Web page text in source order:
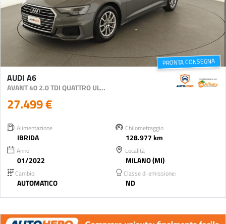
PRONTA CONSEGNA
AUDI A6
AVANT 40 2.0 TDI QUATTRO ULTRA S TRONIC BUSINESS
27.499 €
Alimentazione
IBRIDA
Chilometraggio
128.977 km
Anno
01/2022
Località
MILANO (MI)
Cambio:
AUTOMATICO
Classe di emissione:
ND